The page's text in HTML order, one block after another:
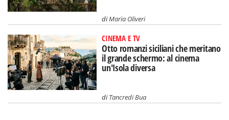
diMaria Oliveri
CINEMA E TV
Otto romanzi siciliani che meritano
il grande schermo: al cinema
un'Isola diversa
diTancredi Bua